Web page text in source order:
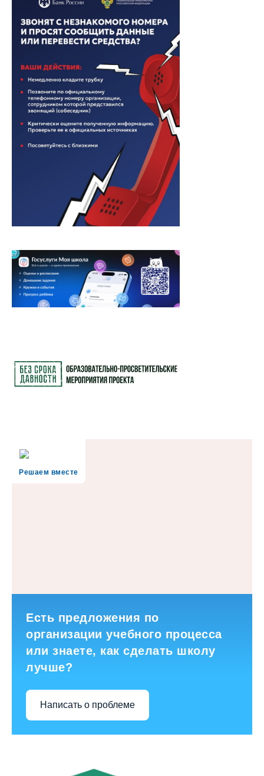
Решаем вместе
Есть предложения по
организации учебного процесса
или знаете, как сделать школу
лучше?
Написать о проблеме